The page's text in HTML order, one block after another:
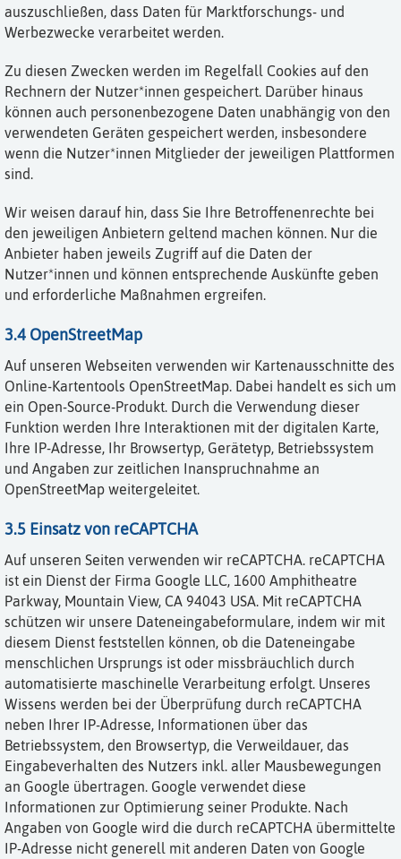
auszuschließen, dass Daten für Marktforschungs- und
Werbezwecke verarbeitet werden.
Zu diesen Zwecken werden im Regelfall Cookies auf den
Rechnern der Nutzer*innen gespeichert. Darüber hinaus
können auch personenbezogene Daten unabhängig von den
verwendeten Geräten gespeichert werden, insbesondere
wenn die Nutzer*innen Mitglieder der jeweiligen Plattformen
sind.
Wir weisen darauf hin, dass Sie Ihre Betroffenenrechte bei
den jeweiligen Anbietern geltend machen können. Nur die
Anbieter haben jeweils Zugriff auf die Daten der
Nutzer*innen und können entsprechende Auskünfte geben
und erforderliche Maßnahmen ergreifen.
3.4 OpenStreetMap
Auf unseren Webseiten verwenden wir Kartenausschnitte des
Online-Kartentools OpenStreetMap. Dabei handelt es sich um
ein Open-Source-Produkt. Durch die Verwendung dieser
Funktion werden Ihre Interaktionen mit der digitalen Karte,
Ihre IP-Adresse, Ihr Browsertyp, Gerätetyp, Betriebssystem
und Angaben zur zeitlichen Inanspruchnahme an
OpenStreetMap weitergeleitet.
3.5 Einsatz von reCAPTCHA
Auf unseren Seiten verwenden wir reCAPTCHA. reCAPTCHA
ist ein Dienst der Firma Google LLC, 1600 Amphitheatre
Parkway, Mountain View, CA 94043 USA. Mit reCAPTCHA
schützen wir unsere Dateneingabeformulare, indem wir mit
diesem Dienst feststellen können, ob die Dateneingabe
menschlichen Ursprungs ist oder missbräuchlich durch
automatisierte maschinelle Verarbeitung erfolgt. Unseres
Wissens werden bei der Überprüfung durch reCAPTCHA
neben Ihrer IP-Adresse, Informationen über das
Betriebssystem, den Browsertyp, die Verweildauer, das
Eingabeverhalten des Nutzers inkl. aller Mausbewegungen
an Google übertragen. Google verwendet diese
Informationen zur Optimierung seiner Produkte. Nach
Angaben von Google wird die durch reCAPTCHA übermittelte
IP-Adresse nicht generell mit anderen Daten von Google